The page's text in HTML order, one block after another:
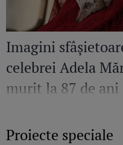
Imagini
celebrei Adela
murit la 87 de ani
Proiecte speciale